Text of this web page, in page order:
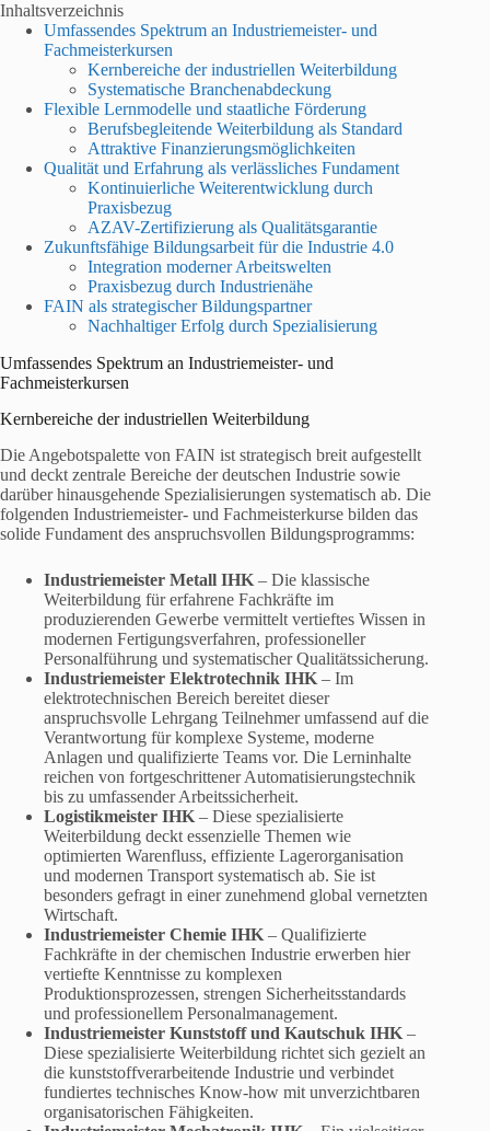
Inhaltsverzeichnis
Umfassendes Spektrum an Industriemeister- und
Fachmeisterkursen
Kernbereiche der industriellen Weiterbildung
Systematische Branchenabdeckung
Flexible Lernmodelle und staatliche Förderung
Berufsbegleitende Weiterbildung als Standard
Attraktive Finanzierungsmöglichkeiten
Qualität und Erfahrung als verlässliches Fundament
Kontinuierliche Weiterentwicklung durch
Praxisbezug
AZAV-Zertifizierung als Qualitätsgarantie
Zukunftsfähige Bildungsarbeit für die Industrie 4.0
Integration moderner Arbeitswelten
Praxisbezug durch Industrienähe
FAIN als strategischer Bildungspartner
Nachhaltiger Erfolg durch Spezialisierung
Umfassendes Spektrum an Industriemeister- und
Fachmeisterkursen
Kernbereiche der industriellen Weiterbildung
Die Angebotspalette von FAIN ist strategisch breit aufgestellt
und deckt zentrale Bereiche der deutschen Industrie sowie
darüber hinausgehende Spezialisierungen systematisch ab. Die
folgenden Industriemeister- und Fachmeisterkurse bilden das
solide Fundament des anspruchsvollen Bildungsprogramms:
Industriemeister Metall IHK – Die klassische
Weiterbildung für erfahrene Fachkräfte im
produzierenden Gewerbe vermittelt vertieftes Wissen in
modernen Fertigungsverfahren, professioneller
Personalführung und systematischer Qualitätssicherung.
Industriemeister Elektrotechnik IHK – Im
elektrotechnischen Bereich bereitet dieser
anspruchsvolle Lehrgang Teilnehmer umfassend auf die
Verantwortung für komplexe Systeme, moderne
Anlagen und qualifizierte Teams vor. Die Lerninhalte
reichen von fortgeschrittener Automatisierungstechnik
bis zu umfassender Arbeitssicherheit.
Logistikmeister IHK – Diese spezialisierte
Weiterbildung deckt essenzielle Themen wie
optimierten Warenfluss, effiziente Lagerorganisation
und modernen Transport systematisch ab. Sie ist
besonders gefragt in einer zunehmend global vernetzten
Wirtschaft.
Industriemeister Chemie IHK – Qualifizierte
Fachkräfte in der chemischen Industrie erwerben hier
vertiefte Kenntnisse zu komplexen
Produktionsprozessen, strengen Sicherheitsstandards
und professionellem Personalmanagement.
Industriemeister Kunststoff und Kautschuk IHK –
Diese spezialisierte Weiterbildung richtet sich gezielt an
die kunststoffverarbeitende Industrie und verbindet
fundiertes technisches Know-how mit unverzichtbaren
organisatorischen Fähigkeiten.